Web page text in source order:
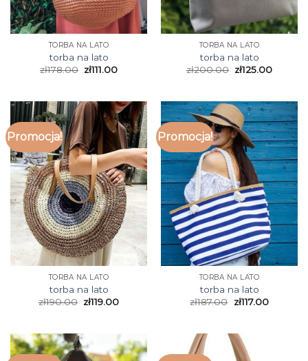
TORBA NA LATO
torba na lato
zł178.00 zł111.00
TORBA NA LATO
torba na lato
zł200.00 zł125.00
Promocja!
TORBA NA LATO
torba na lato
zł190.00 zł119.00
Promocja!
TORBA NA LATO
torba na lato
zł187.00 zł117.00